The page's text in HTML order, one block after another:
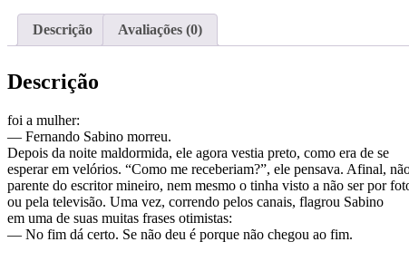
Descrição Avaliações (0)
Descrição
foi a mulher:
— Fernando Sabino morreu.
Depois da noite maldormida, ele agora vestia preto, como era de se
esperar em velórios. “Como me receberiam?”, ele pensava. Afinal,
parente do escritor mineiro, nem mesmo o tinha visto a não ser por
ou pela televisão. Uma vez, correndo pelos canais, flagrou Sabino
em uma de suas muitas frases otimistas:
— No fim dá certo. Se não deu é porque não chegou ao fim.